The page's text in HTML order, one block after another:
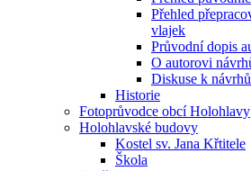
Přehled
vlajek
Průvodní dopis
O autorovi
Diskuse k
Historie
Fotoprůvodce obcí Holohlavy
Holohlavské budovy
Kostel sv. Jana Křtitele
Škola